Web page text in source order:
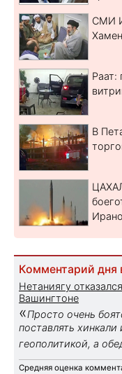
СМИ
Раат:
В
Комментарий дня
Нетаниягу
Вашингтоне
«Просто очень
поставлять хинкали
геополитикой, а
Средняя оценка